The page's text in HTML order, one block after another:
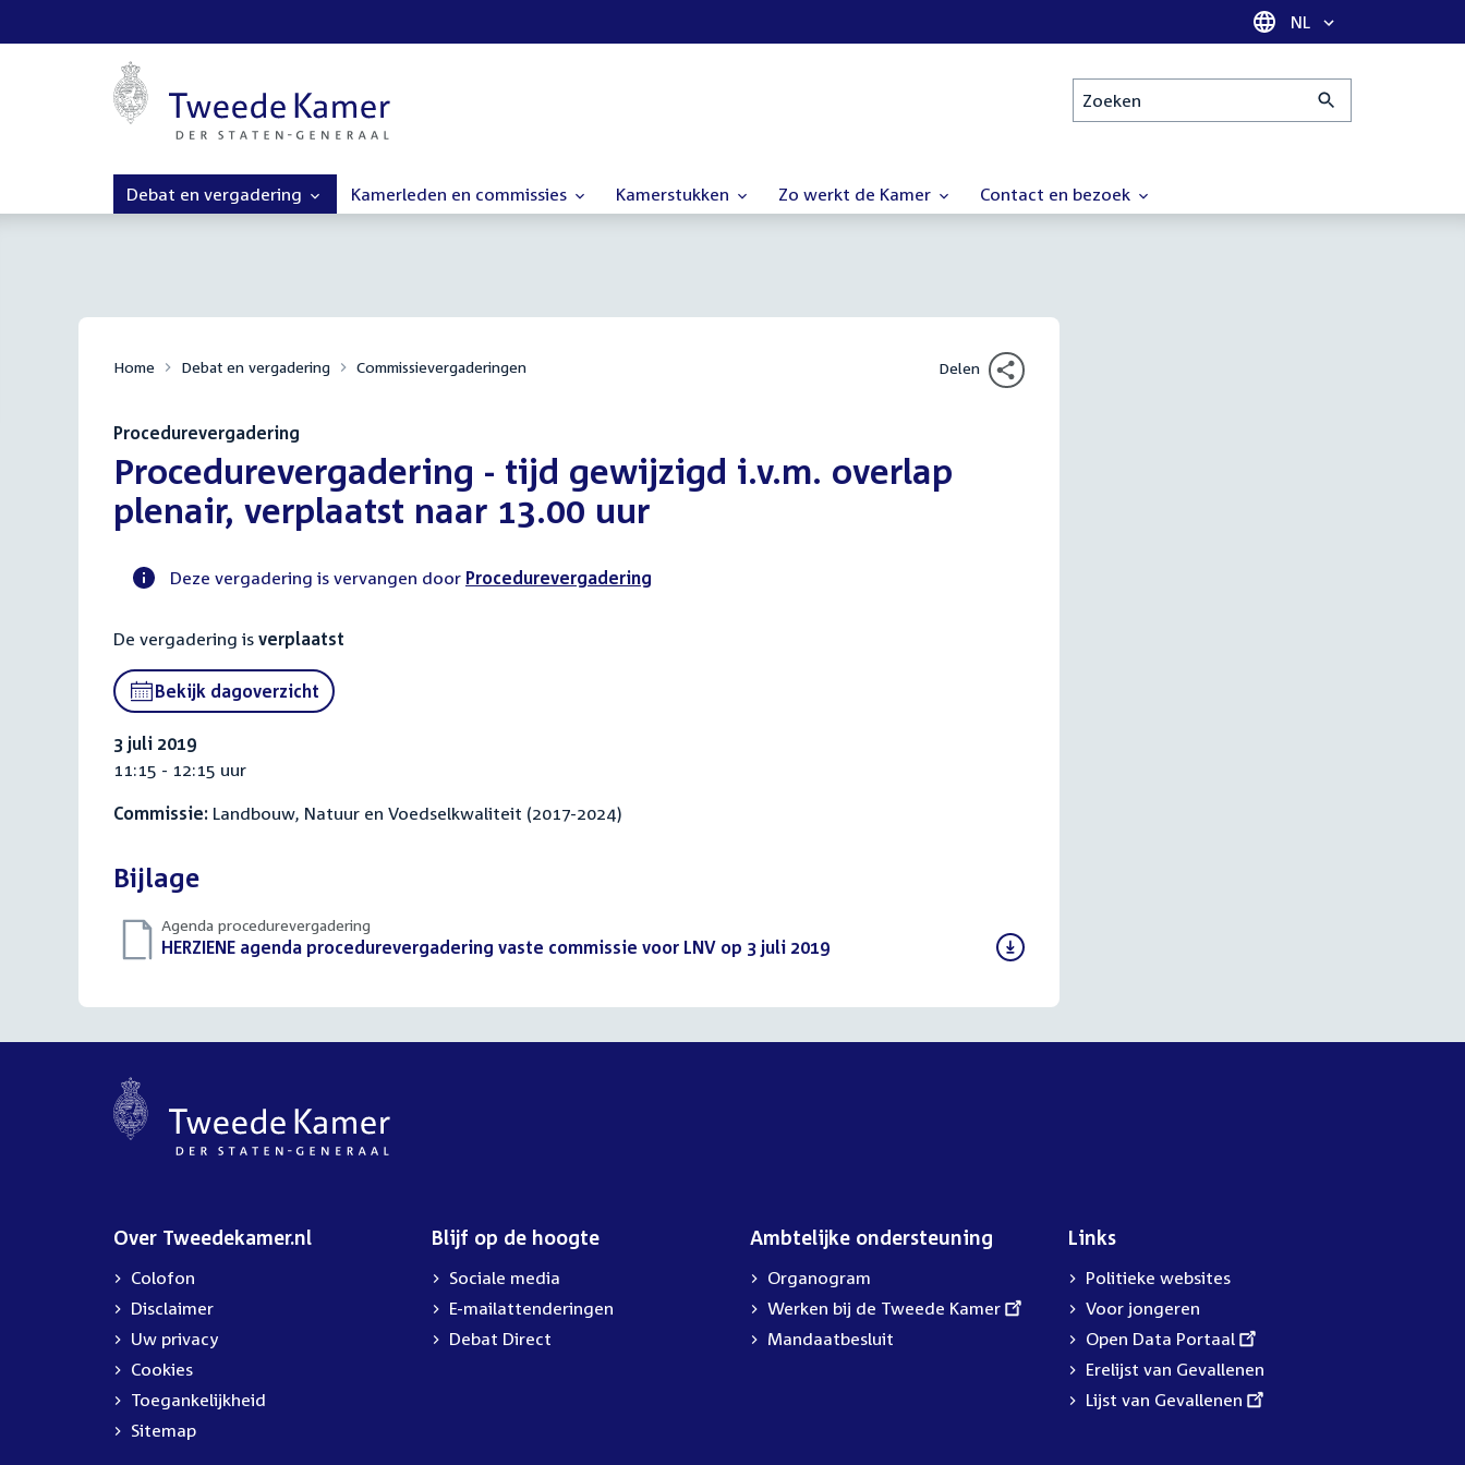
Taal selectie
NL
Zoeken
Debat en vergadering Kamerleden en commissies Kamerstukken Zo werkt de Kamer Contact en bezoek
Home Debat en vergadering Commissievergaderingen Delen
Procedurevergadering
:Procedurevergadering - tijd gewijzigd i.v.m. overlap
plenair, verplaatst naar 13.00 uur
commissie
activiteit
Deze vergadering is vervangen door Procedurevergadering
De vergadering is verplaatst
Bekijk dagoverzicht
3 juli 2019
11:15 - 12:15 uur
Commissie: Landbouw, Natuur en Voedselkwaliteit (2017-2024)
Bijlage
Agenda procedurevergadering
Download
HERZIENE agenda procedurevergadering vaste commissie voor LNV op 3 juli 2019
Over Tweedekamer.nl
Colofon
Disclaimer
Uw privacy
Cookies
Toegankelijkheid
Sitemap
Blijf op de hoogte
Sociale media
E-mailattenderingen
Debat Direct
Ambtelijke ondersteuning
Organogram
External
link:
Werken bij de Tweede Kamer
Mandaatbesluit
Links
Politieke websites
Voor jongeren
External
link:
Open Data Portaal
Erelijst van Gevallenen
External
Lijst van Gevallenen